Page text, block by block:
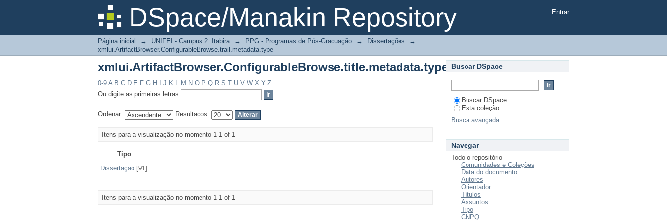
DSpace/Manakin Repository
xmlui.ArtifactBrowser.ConfigurableBrowse.title.metadata.type Entrar
Página inicial → UNIFEI - Campus 2: Itabira → PPG - Programas de Pós-Graduação → Dissertações
→
xmlui.ArtifactBrowser.ConfigurableBrowse.trail.metadata.type
xmlui.ArtifactBrowser.ConfigurableBrowse.title.metadata.type
0-9 A B C D E F G H J K L M N O P Q R S T U V W X Y Z
Ou digite as primeiras letras:
Ordenar: Resultados:
Itens para a visualização no momento 1-1 of 1
Tipo
Dissertação [91]
Itens para a visualização no momento 1-1 of 1
Buscar DSpace
Buscar DSpace
Esta coleção
Busca avançada
Navegar
Todo o repositório
Comunidades e Coleções
Data do documento
Autores
Orientador
Títulos
Assuntos
Tipo
CNPQ